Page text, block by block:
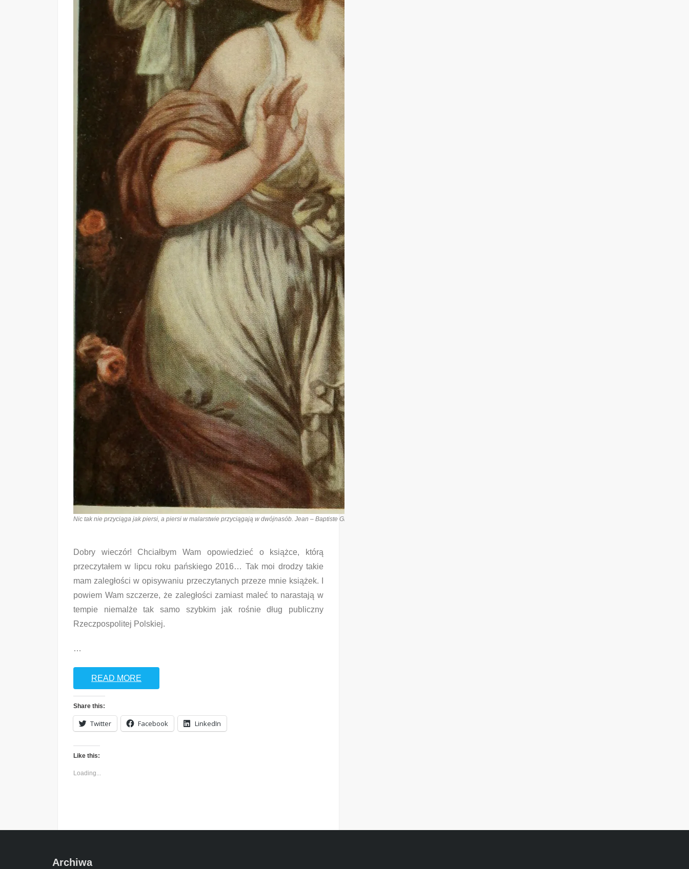
Nic tak nie przyciąga jak piersi, a piersi w malarstwie przyciągają w dwójnasób. Jean – Baptiste Greuze, „Dwie siostry”, olej na płótnie
Dobry wieczór! Chciałbym Wam opowiedzieć o książce, którą
przeczytałem w lipcu roku pańskiego 2016… Tak moi drodzy takie
mam zaległości w opisywaniu przeczytanych przeze mnie książek. I
powiem Wam szczerze, że zaległości zamiast maleć to narastają w
tempie niemalże tak samo szybkim jak rośnie dług publiczny
Rzeczpospolitej Polskiej.
…
READ MORE
Share this:
Twitter Facebook LinkedIn
Like this:
Loading...
Archiwa